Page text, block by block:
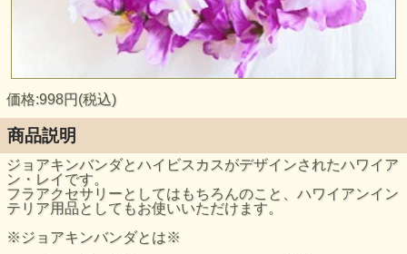
価格:998円(税込)
商品説明
ジョアキンバンダとハイビスカスがデザインされたハワイア
ン・レイです。
フラアクセサリーとしてはもちろんのこと、ハワイアンイン
テリア用品としてもお使いいただけます。
※ジョアキンバンダとは※